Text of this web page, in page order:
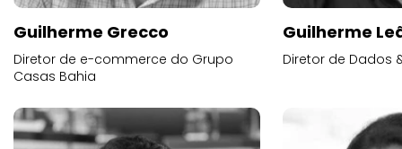
Guilherme Grecco
Diretor de e-commerce do Grupo
Casas Bahia
Guilherme
Diretor de Dados